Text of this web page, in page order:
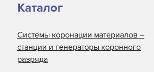
Каталог
Системы коронации материалов –
станции и генераторы коронного
разряда